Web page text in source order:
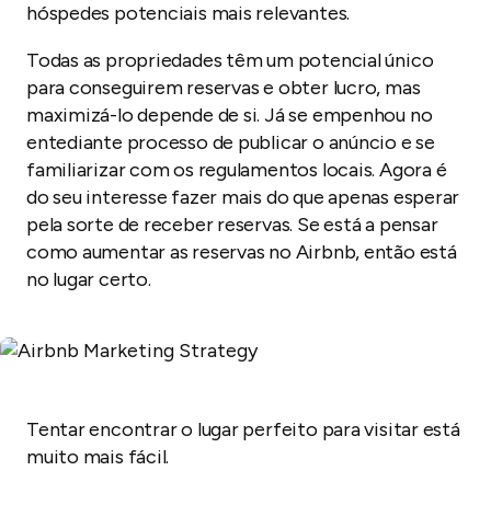
hóspedes potenciais mais relevantes.
Todas as propriedades têm um potencial único
para conseguirem reservas e obter lucro, mas
maximizá-lo depende de si. Já se empenhou no
entediante processo de publicar o anúncio e se
familiarizar com os regulamentos locais. Agora é
do seu interesse fazer mais do que apenas esperar
pela sorte de receber reservas. Se está a pensar
como aumentar as reservas no Airbnb, então está
no lugar certo.
Tentar encontrar o lugar perfeito para visitar está
muito mais fácil.